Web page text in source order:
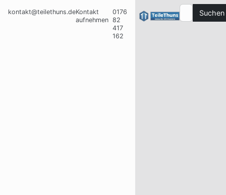
kontakt@teilethuns.deKontakt
aufnehmen
0176
82
417
162
Suchen